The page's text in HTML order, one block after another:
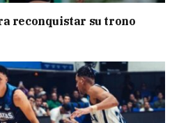
reconquistar su trono